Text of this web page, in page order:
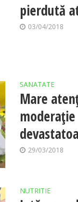
pierdută
03/04/2018
SANATATE
Mare
29/03/2018
NUTRITIE